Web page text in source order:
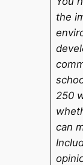
the
250
can